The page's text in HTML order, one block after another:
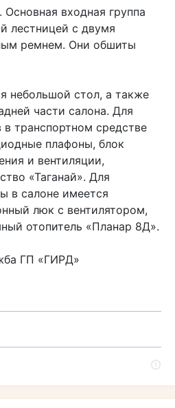
входная группа
лестницей с двумя
ремнем. Они обшиты
небольшой стол, а также
части салона. Для
транспортном средстве
плафоны, блок
и вентиляции,
«Таганай». Для
в салоне имеется
люк с вентилятором,
отопитель «Планар 8Д».
ГП «ГИРД»